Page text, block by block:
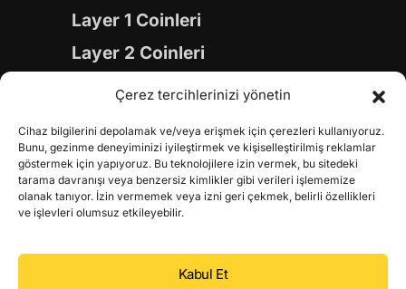
Çerez tercihlerinizi yönetin
Cihaz bilgilerini depolamak ve/veya erişmek için çerezleri kullanıyoruz.
Bunu, gezinme deneyiminizi iyileştirmek ve kişiselleştirilmiş reklamlar
göstermek için yapıyoruz. Bu teknolojilere izin vermek, bu sitedeki
tarama davranışı veya benzersiz kimlikler gibi verileri işlememize
olanak tanıyor. İzin vermemek veya izni geri çekmek, belirli özellikleri
ve işlevleri olumsuz etkileyebilir.
Kabul Et
Layer 1 Coinleri
Layer 2 Coinleri
Yapay Zeka (AI) Coinleri
Gaming Coinleri
RWA Coinleri
DeFi Coinleri
DePIN Coinleri
Metaverse Coinleri